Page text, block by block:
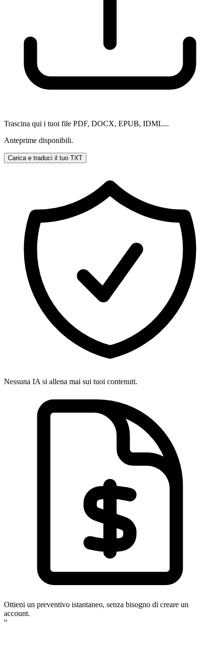
Trascina qui i tuoi file PDF, DOCX, EPUB, IDML...
Anteprime disponibili.
Carica e traduci il tuo TXT
Nessuna IA si allena mai sui tuoi contenuti.
Ottieni un preventivo istantaneo, senza bisogno di creare un
account.
“